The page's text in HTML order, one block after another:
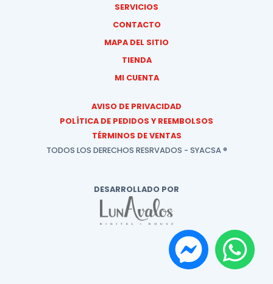
SERVICIOS
CONTACTO
MAPA DEL SITIO
TIENDA
MI CUENTA
AVISO DE PRIVACIDAD
POLÍTICA DE PEDIDOS Y REEMBOLSOS
TÉRMINOS DE VENTAS
TODOS LOS DERECHOS RESRVADOS - SYACSA ®
DESARROLLADO POR